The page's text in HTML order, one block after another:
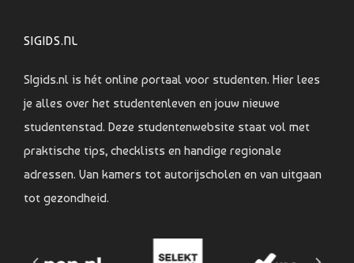
SIGIDS.NL
SIgids.nl is hét online portaal voor studenten. Hier lees
je alles over het studentenleven en jouw nieuwe
studentenstad. Deze studentenwebsite staat vol met
praktische tips, checklists en handige regionale
adressen. Van kamers tot autorijscholen en van uitgaan
tot gezondheid.